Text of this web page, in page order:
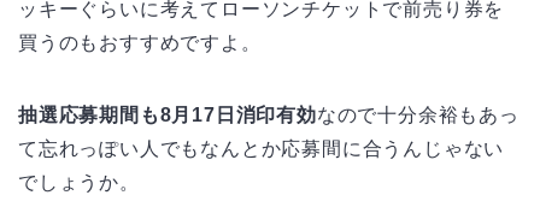
ッキーぐらいに考えてローソンチケットで前売り券を
買うのもおすすめですよ。
抽選応募期間も8月17日消印有効なので十分余裕もあっ
て忘れっぽい人でもなんとか応募間に合うんじゃない
でしょうか。